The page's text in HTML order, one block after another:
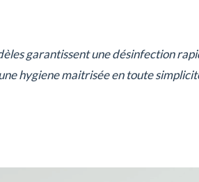
garantissent une désinfection
hygiene maitrisée en toute